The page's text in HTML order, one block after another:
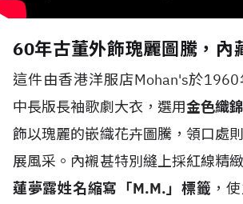
60年古董外飾瑰麗圖騰，內
這件由香港洋服店Mohan's於
中長版長袖歌劇大衣，選用金色織
飾以瑰麗的嵌織花卉圖騰，領口處
展風采。內襯甚特別縫上採紅線精
蓮夢露姓名縮寫「M.M.」標籤 ，